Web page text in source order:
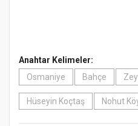
Anahtar Kelimeler:
Osmaniye
Bahçe
Hüseyin Koçtaş Nohut